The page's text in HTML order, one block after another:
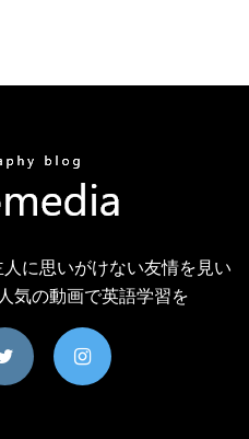
に思いがけない友情を見い
気の動画で英語学習を